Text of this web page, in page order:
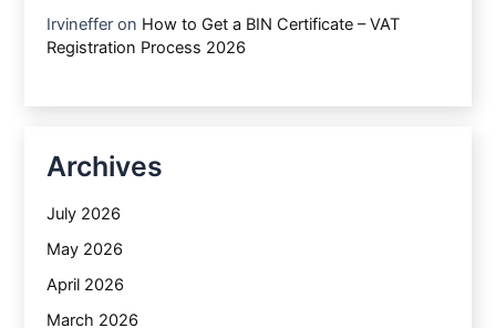
Irvineffer on How to Get a BIN Certificate – VAT
Registration Process 2026
Archives
July 2026
May 2026
April 2026
March 2026